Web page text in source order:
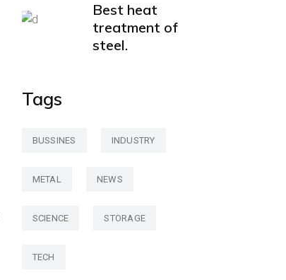
Best heat
treatment of
steel.
Tags
BUSSINES INDUSTRY
METAL NEWS
SCIENCE STORAGE
TECH